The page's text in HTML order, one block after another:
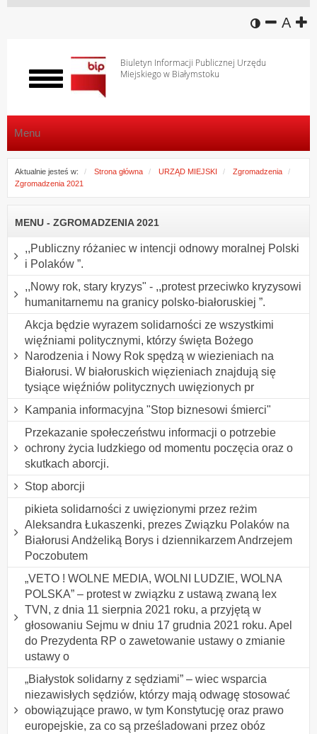
wersja
A
Biuletyn Informacji Publicznej Urzędu
Miejskiego w Białymstoku
Włącz
menu
Menu
Aktualnie jesteś w: Strona główna URZĄD MIEJSKI
Zgromadzenia
Zgromadzenia 2021
MENU - ZGROMADZENIA 2021
,,Publiczny różaniec w intencji odnowy moralnej Polski
i Polaków ”.
,,Nowy rok, stary kryzys" - ,,protest przeciwko kryzysowi
humanitarnemu na granicy polsko-białoruskiej ”.
Akcja będzie wyrazem solidarności ze wszystkimi
więźniami politycznymi, którzy święta Bożego
Narodzenia i Nowy Rok spędzą w wiezieniach na
Białorusi. W białoruskich więzieniach znajdują się
tysiące więźniów politycznych uwięzionych pr
Kampania informacyjna "Stop biznesowi śmierci"
Przekazanie społeczeństwu informacji o potrzebie
ochrony życia ludzkiego od momentu poczęcia oraz o
skutkach aborcji.
Stop aborcji
pikieta solidarności z uwięzionymi przez reżim
Aleksandra Łukaszenki, prezes Związku Polaków na
Białorusi Andżeliką Borys i dziennikarzem Andrzejem
Poczobutem
„VETO ! WOLNE MEDIA, WOLNI LUDZIE, WOLNA
POLSKA” – protest w związku z ustawą zwaną lex
TVN, z dnia 11 sierpnia 2021 roku, a przyjętą w
głosowaniu Sejmu w dniu 17 grudnia 2021 roku. Apel
do Prezydenta RP o zawetowanie ustawy o zmianie
ustawy o
„Białystok solidarny z sędziami” – wiec wsparcia
niezawisłych sędziów, którzy mają odwagę stosować
obowiązujące prawo, w tym Konstytucję oraz prawo
europejskie, za co są prześladowani przez obóz